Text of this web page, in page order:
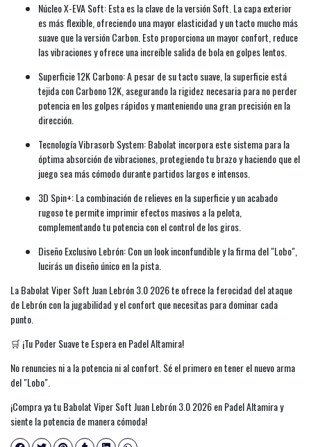
Núcleo X-EVA Soft: Esta es la clave de la versión Soft. La capa exterior
es más flexible, ofreciendo una mayor elasticidad y un tacto mucho más
suave que la versión Carbon. Esto proporciona un mayor confort, reduce
las vibraciones y ofrece una increíble salida de bola en golpes lentos.
Superficie 12K Carbono: A pesar de su tacto suave, la superficie está
tejida con Carbono 12K, asegurando la rigidez necesaria para no perder
potencia en los golpes rápidos y manteniendo una gran precisión en la
dirección.
Tecnología Vibrasorb System: Babolat incorpora este sistema para la
óptima absorción de vibraciones, protegiendo tu brazo y haciendo que el
juego sea más cómodo durante partidos largos e intensos.
3D Spin+: La combinación de relieves en la superficie y un acabado
rugoso te permite imprimir efectos masivos a la pelota,
complementando tu potencia con el control de los giros.
Diseño Exclusivo Lebrón: Con un look inconfundible y la firma del "Lobo",
lucirás un diseño único en la pista.
La Babolat Viper Soft Juan Lebrón 3.0 2026 te ofrece la ferocidad del ataque
de Lebrón con la jugabilidad y el confort que necesitas para dominar cada
punto.
🛒 ¡Tu Poder Suave te Espera en Padel Altamira!
No renuncies ni a la potencia ni al confort. Sé el primero en tener el nuevo arma
del "Lobo".
¡Compra ya tu Babolat Viper Soft Juan Lebrón 3.0 2026 en Padel Altamira y
siente la potencia de manera cómoda!